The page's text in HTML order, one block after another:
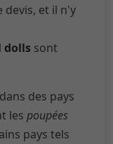
et il n'y
dolls sont
des pays
les poupées
pays tels